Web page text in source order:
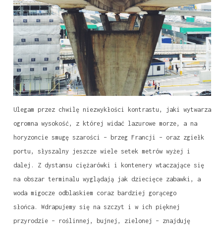
Ulegam przez chwilę niezwykłości kontrastu, jaki wytwarza
ogromna wysokość, z której widać lazurowe morze, a na
horyzoncie smugę szarości – brzeg Francji – oraz zgiełk
portu, słyszalny jeszcze wiele setek metrów wyżej i
dalej. Z dystansu ciężarówki i kontenery wtaczające się
na obszar terminalu wyglądają jak dziecięce zabawki, a
woda migocze odblaskiem coraz bardziej gorącego
słońca. Wdrapujemy się na szczyt i w ich pięknej
przyrodzie – roślinnej, bujnej, zielonej – znajduję